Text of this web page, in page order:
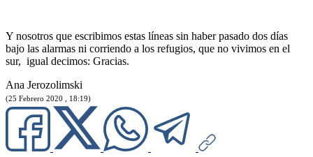
Y nosotros que escribimos estas líneas sin haber pasado dos días
bajo las alarmas ni corriendo a los refugios, que no vivimos en el
sur, igual decimos: Gracias.
Ana Jerozolimski
(25 Febrero 2020 , 18:19)